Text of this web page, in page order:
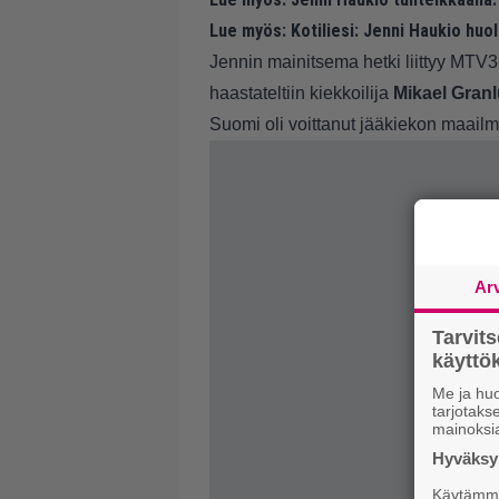
Lue myös: Kotiliesi: Jenni Haukio
Jennin mainitsema hetki liittyy
haastateltiin kiekkoilija Mikael
Suomi oli voittanut jääkiekon
Me ja